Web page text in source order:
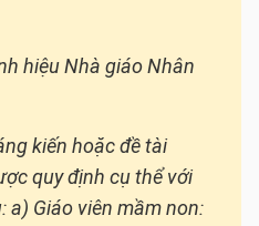
hiệu Nhà giáo Nhân
kiến hoặc đề tài
quy định cụ thể với
Giáo viên mầm non: